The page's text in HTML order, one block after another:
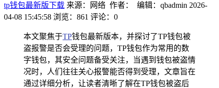
tp钱包最新版下载 来源：网络 作者： 编辑：qbadmin 2026-
04-08 15:45:58 浏览：861 评论：0
本文聚焦于TP钱包最新版本，并探讨了TP钱包被
盗报警是否会受理的问题，TP钱包作为常用的数
字钱包，其安全问题备受关注，当遇到钱包被盗情
况时，人们往往关心报警能否得到受理，文章旨在
通过详细分析，让读者清晰了解在TP钱包被盗后